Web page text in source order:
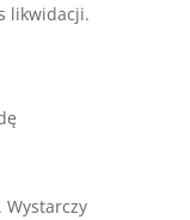
likwidacji.
Wystarczy